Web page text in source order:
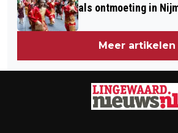
als ontmoeting in
Meer artikelen